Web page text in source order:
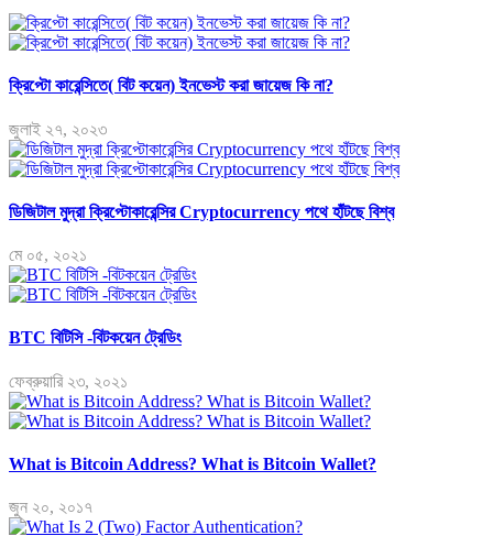
ক্রিপ্টো কারেন্সিতে( বিট কয়েন) ইনভেস্ট করা জায়েজ কি না?
জুলাই ২৭, ২০২৩
ডিজিটাল মুদ্রা ক্রিপ্টোকারেন্সির Cryptocurrency পথে হাঁটছে বিশ্ব
মে ০৫, ২০২১
BTC বিটিসি -বিটকয়েন ট্রেডিং
ফেব্রুয়ারি ২৩, ২০২১
What is Bitcoin Address? What is Bitcoin Wallet?
জুন ২০, ২০১৭